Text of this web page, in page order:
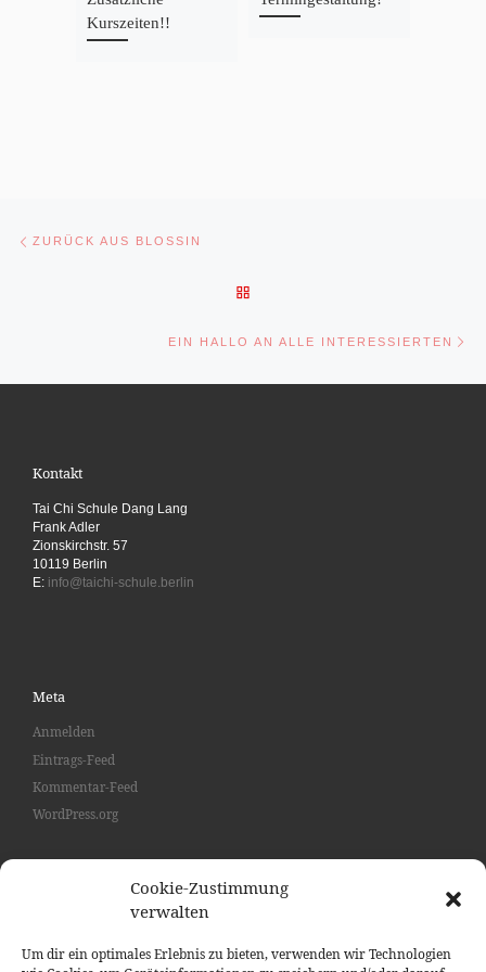
Cookie-Zustimmung
verwalten
Um dir ein optimales Erlebnis zu bieten, verwenden wir Technologien
Kurszeiten!!
ZURÜCK AUS BLOSSIN
EIN HALLO AN ALLE INTERESSIERTEN
Kontakt
Tai Chi Schule Dang Lang
Frank Adler
Zionskirchstr. 57
10119 Berlin
E: info@taichi-schule.berlin
Meta
Anmelden
Eintrags-Feed
Kommentar-Feed
WordPress.org